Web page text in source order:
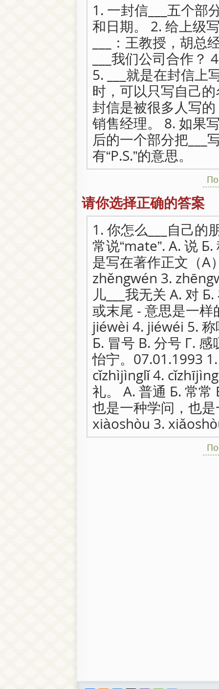
1. 一封信___五个部
和日期。 2. 给上级
___：王教授，胡
___我们公司合作？
5. ___就是在封信上
时，可以只写自己
封信是被很多人写的
销售经理。 8. 如果
后的一个部分把___
有“P.S.”的意思。
请你选择正确的答案
1. 你怎么___自己的
常说“mate”. А. 说
是写在著作正文（A
zhěngwén 3.
儿___我无关 А. 对
或末尾 - 意思是一
jiéwèi 4. jiéwéi 5. 称
Б. 冒号 В. 分号 Г.
怡宁。07.01.1993
cǐzhìjìnglǐ 4.
礼。 А. 普通 Б. 常常
也是一种学问，也
xiàoshòu 3.